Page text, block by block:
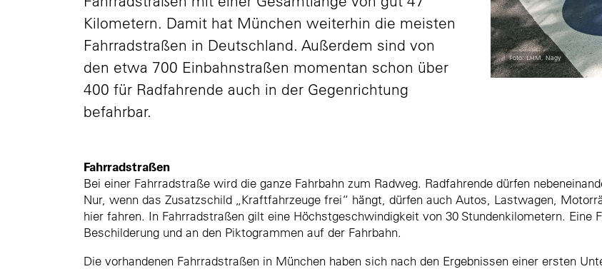
Kilometern. Damit hat München weiterhin die meisten
Fahrradstraßen in Deutschland. Außerdem sind von
den etwa 700 Einbahnstraßen momentan schon über
400 für Radfahrende auch in der Gegenrichtung
befahrbar.
Foto: LHM, Nagy
Fahrradstraßen
Bei einer Fahrradstraße wird die ganze Fahrbahn zum Radweg. Radfahrende dürfen
Nur, wenn das Zusatzschild „Kraftfahrzeuge frei“ hängt, dürfen auch Autos, Lastwagen,
hier fahren. In Fahrradstraßen gilt eine Höchstgeschwindigkeit von 30 Stundenkilometern. Eine
Beschilderung und an den Piktogrammen auf der Fahrbahn.
Die vorhandenen Fahrradstraßen in München haben sich nach den Ergebnissen einer ersten